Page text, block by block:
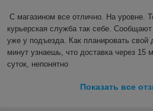
С магазином все отлично. На уровне.
курьерская служба так себе.
уже у подъезда. Как планировать свой
минут узнаешь, что доставка через 15
суток, непонятно
Показать все